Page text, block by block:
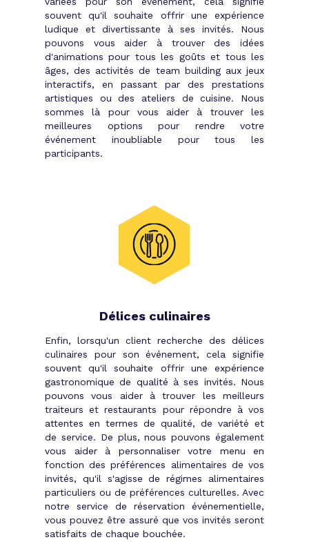
souvent qu'il souhaite offrir une expérience
ludique et divertissante à ses invités. Nous
pouvons vous aider à trouver des idées
d'animations pour tous les goûts et tous les
âges, des activités de team building aux jeux
interactifs, en passant par des prestations
artistiques ou des ateliers de cuisine. Nous
sommes là pour vous aider à trouver les
meilleures options pour rendre votre
événement inoubliable pour tous les
participants.
Délices culinaires
Enfin, lorsqu'un client recherche des délices
culinaires pour son événement, cela signifie
souvent qu'il souhaite offrir une expérience
gastronomique de qualité à ses invités. Nous
pouvons vous aider à trouver les meilleurs
traiteurs et restaurants pour répondre à vos
attentes en termes de qualité, de variété et
de service. De plus, nous pouvons également
vous aider à personnaliser votre menu en
fonction des préférences alimentaires de vos
invités, qu'il s'agisse de régimes alimentaires
particuliers ou de préférences culturelles. Avec
notre service de réservation événementielle,
vous pouvez être assuré que vos invités seront
satisfaits de chaque bouchée.